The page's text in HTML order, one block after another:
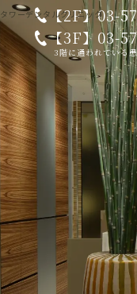
ワーデンタルクリニック
【2F】03-
【3F】03-
3階に通われている